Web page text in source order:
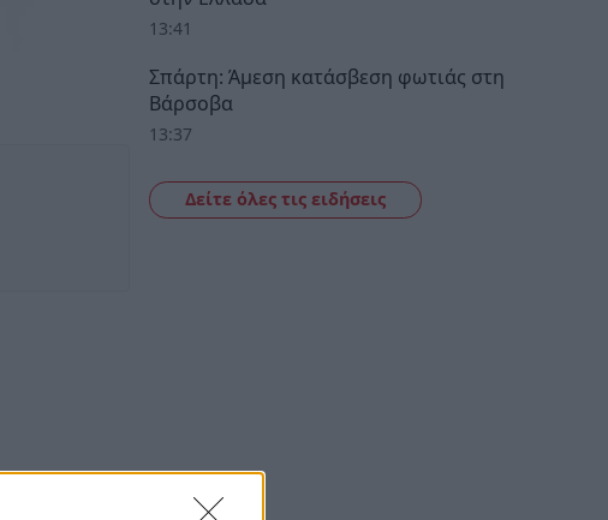
13:41
Σπάρτη: Άμεση κατάσβεση φωτιάς στη
Βάρσοβα
13:37
Δείτε όλες τις ειδήσεις